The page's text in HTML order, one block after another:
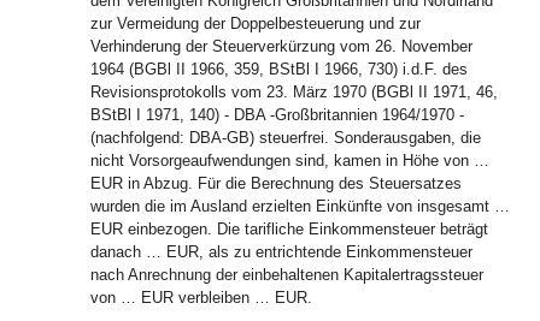
zur Vermeidung der Doppelbesteuerung und zur
Verhinderung der Steuerverkürzung vom 26. November
1964 (BGBl II 1966, 359, BStBl I 1966, 730) i.d.F. des
Revisionsprotokolls vom 23. März 1970 (BGBl II 1971, 46,
BStBl I 1971, 140) - DBA -Großbritannien 1964/1970 -
(nachfolgend: DBA-GB) steuerfrei. Sonderausgaben, die
nicht Vorsorgeaufwendungen sind, kamen in Höhe von …
EUR in Abzug. Für die Berechnung des Steuersatzes
wurden die im Ausland erzielten Einkünfte von insgesamt …
EUR einbezogen. Die tarifliche Einkommensteuer beträgt
danach … EUR, als zu entrichtende Einkommensteuer
nach Anrechnung der einbehaltenen Kapitalertragssteuer
von … EUR verbleiben … EUR.